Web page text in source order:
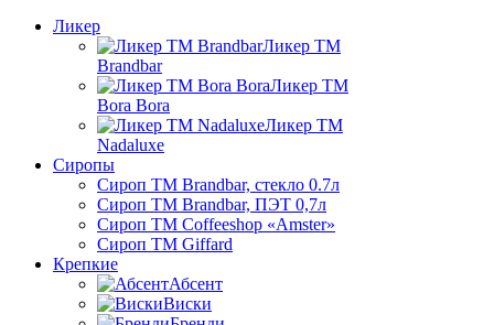
Ликер
Ликер ТМ
Brandbar
Ликер ТМ
Bora Bora
Ликер ТМ
Nadaluxe
Сиропы
Сироп TM Brandbar, стекло 0.7л
Сироп TM Brandbar, ПЭТ 0,7л
Сироп TM Coffeeshop «Amster»
Сироп TM Giffard
Крепкие
Абсент
Виски